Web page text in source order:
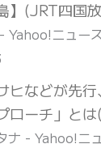
】(JRT四国
Yahoo!ニュース
ヒなどが先
ローチ」と
ナ - Yahoo!ニ